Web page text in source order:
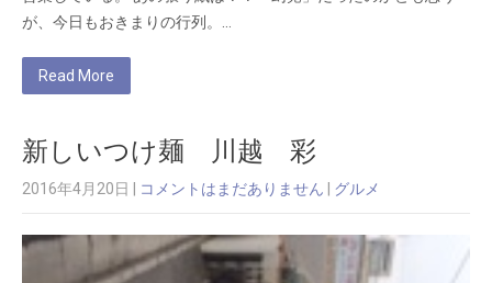
が、今日もおきまりの行列。…
Read More
新しいつけ麺 川越 彩
2016年4月20日 コメントはまだありません グルメ